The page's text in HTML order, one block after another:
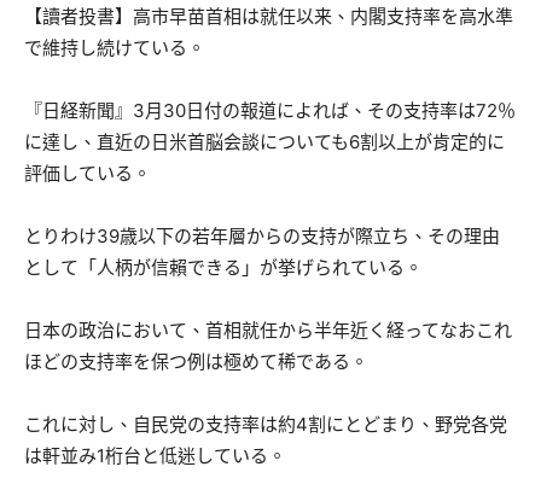
【讀者投書】高市早苗首相は就任以来、内閣支持率を高水準
で維持し続けている。
『日経新聞』3月30日付の報道によれば、その支持率は72％
に達し、直近の日米首脳会談についても6割以上が肯定的に
評価している。
とりわけ39歳以下の若年層からの支持が際立ち、その理由
として「人柄が信賴できる」が挙げられている。
日本の政治において、首相就任から半年近く経ってなおこれ
ほどの支持率を保つ例は極めて稀である。
これに対し、自民党の支持率は約4割にとどまり、野党各党
は軒並み1桁台と低迷している。